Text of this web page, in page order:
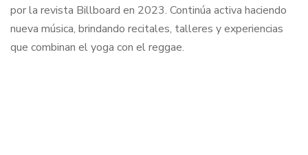
por la revista Billboard en 2023. Continúa activa haciendo
nueva música, brindando recitales, talleres y experiencias
que combinan el yoga con el reggae.